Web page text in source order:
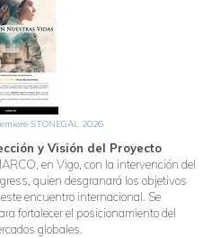
STONEGAL 2026
y Visión del Proyecto
en Vigo, con la intervención del
quien desgranará los objetivos
encuentro internacional. Se
fortalecer el posicionamiento del
globales.